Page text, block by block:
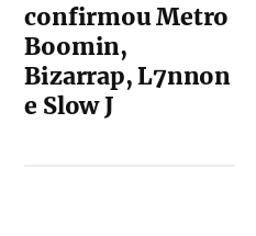
confirmou Metro
Boomin,
Bizarrap, L7nnon
e Slow J